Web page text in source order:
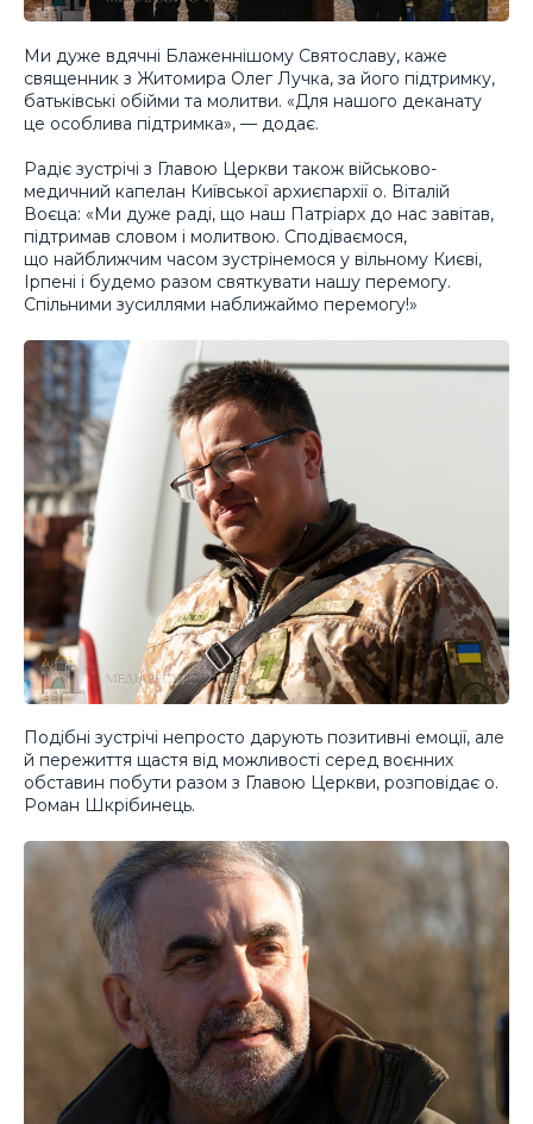
Ми дуже вдячні Блаженнішому Святославу, каже
священник з Житомира Олег Лучка, за його підтримку,
батьківські обійми та молитви. «Для нашого деканату
це особлива підтримка», — додає.
Радіє зустрічі з Главою Церкви також військово-
медичний капелан Київської архиєпархії о. Віталій
Воєца: «Ми дуже раді, що наш Патріарх до нас завітав,
підтримав словом і молитвою. Сподіваємося,
що найближчим часом зустрінемося у вільному Києві,
Ірпені і будемо разом святкувати нашу перемогу.
Спільними зусиллями наближаймо перемогу!»
Подібні зустрічі непросто дарують позитивні емоції, але
й пережиття щастя від можливості серед воєнних
обставин побути разом з Главою Церкви, розповідає о.
Роман Шкрібинець.